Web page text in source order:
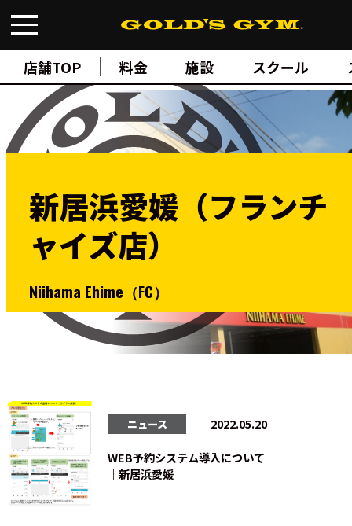
店舗TOP 料金 施設 スクール
FIND A GYM店舗検索
ABOUT ゴールドジムについて
SUPPORT トレーニングサポート
SCHOOL
STUDIOスタジオ
JOINご入会について
NEWS ニュース
SHOPオンラインストア
会員会則 採用情
新居浜愛媛（フランチ
ャイズ店）
Niihama Ehime（FC）
ニュース 2022.05.20
WEB予約システム導入について
｜新居浜愛媛